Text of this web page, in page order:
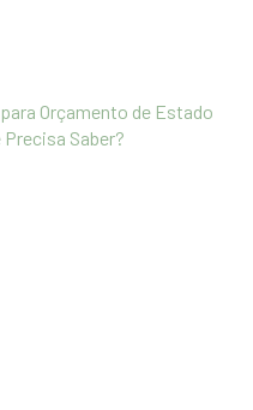
Orçamento de Estado
Precisa Saber?